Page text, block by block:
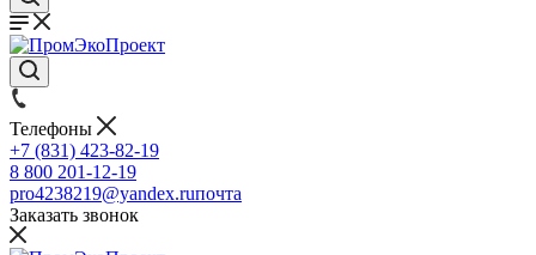
Телефоны
+7 (831) 423-82-19
8 800 201-12-19
pro4238219@yandex.ruпочта
Заказать звонок